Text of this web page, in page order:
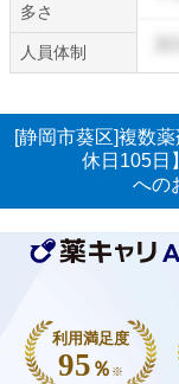
多さ
人員体制
[静岡市葵区]複数
休日105日
への
利用満足度
95 ％ ※